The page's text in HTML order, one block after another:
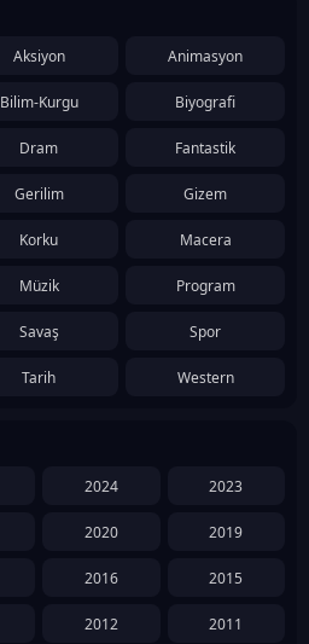
Aksiyon Animasyon
Bilim-Kurgu Biyografi
Dram Fantastik
Gerilim Gizem
Korku Macera
Müzik Program
Savaş Spor
Tarih Western
2024 2023
2020 2019
2016 2015
2012 2011